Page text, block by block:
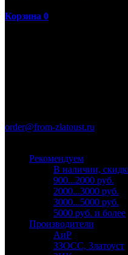
Корзина 0
order@from-zlatoust.ru
Рекомендуем
В наличии,
900...2000 руб.
2000...3000 руб.
3000...5000 руб.
5000 руб. и более
Производители
АиР
ЗЗОСС, Златоуст